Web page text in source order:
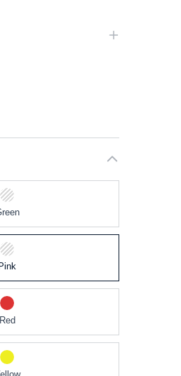
Pink
Red